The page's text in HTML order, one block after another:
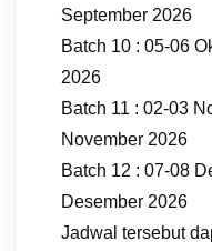
September 2026
Batch 10 : 05-06
2026
Batch 11 : 02-03
November 2026
Batch 12 : 07-08
Desember 2026
Jadwal tersebut